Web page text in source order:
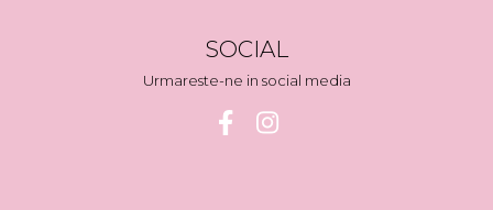
SOCIAL
Urmareste-ne in social media